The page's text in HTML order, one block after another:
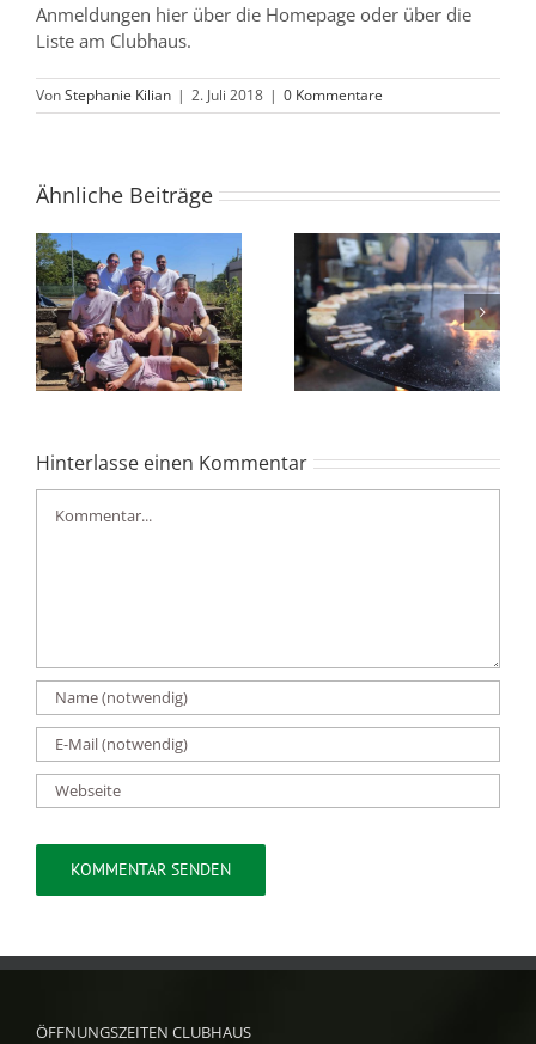
Anmeldungen hier über die Homepage oder über die
Liste am Clubhaus.
VonStephanie Kilian | 2. Juli 2018 | 0 Kommentare
Ähnliche Beiträge
Burger-Abend
begeistert Gäste im
Tennisclub
Albershausen
U12 // starke Leistung
und verdienter Sieg
Hinterlasse einen Kommentar
ÖFFNUNGSZEITEN CLUBHAUS